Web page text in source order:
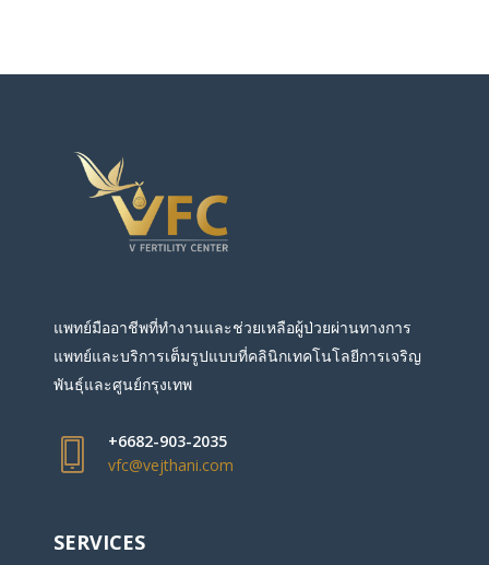
แพทย์มืออาชีพที่ทำงานและช่วยเหลือผู้ป่วยผ่านทางการ
แพทย์และบริการเต็มรูปแบบที่คลินิกเทคโนโลยีการเจริญ
พันธุ์และศูนย์กรุงเทพ
+6682-903-2035
vfc@vejthani.com
SERVICES